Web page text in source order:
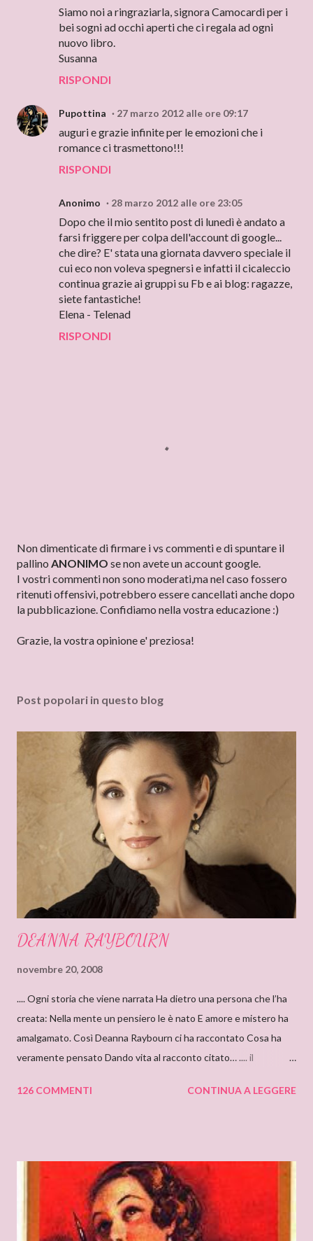
Siamo noi a ringraziarla, signora Camocardi per i
bei sogni ad occhi aperti che ci regala ad ogni
nuovo libro.
Susanna
RISPONDI
Pupottina 27 marzo 2012 alle ore 09:17
auguri e grazie infinite per le emozioni che i
romance ci trasmettono!!!
RISPONDI
Anonimo 28 marzo 2012 alle ore 23:05
Dopo che il mio sentito post di lunedì è andato a
farsi friggere per colpa dell'account di google...
che dire? E' stata una giornata davvero speciale il
cui eco non voleva spegnersi e infatti il cicaleccio
continua grazie ai gruppi su Fb e ai blog: ragazze,
siete fantastiche!
Elena - Telenad
RISPONDI
P
o
s
t
a
n
m
n
Non dimenticate di firmare i vs commenti e di spuntare il
pallino ANONIMO se non avete un account google.
I vostri commenti non sono moderati,ma nel caso fossero
ritenuti offensivi, potrebbero essere cancellati anche dopo
la pubblicazione. Confidiamo nella vostra educazione :)
Grazie, la vostra opinione e' preziosa!
Post popolari in questo blog
DEANNA RAYBOURN
novembre 20, 2008
.... Ogni storia che viene narrata Ha dietro una persona che l’ha
creata: Nella mente un pensiero le è nato E amore e mistero ha
amalgamato. Così Deanna Raybourn ci ha raccontato Cosa ha
veramente pensato Dando vita al racconto citato… .... il
RAYBOURN Ciao Deanna, posso solo iniziare dicendo che sono
molto affascinante, con un intreccio poderoso e
un’ambientazione suggestiva – una tenuta di campagna in
un’antica abbazia, niente meno! E mi ha ricordato i vecchi
romanzi gotici con così tanto mistero ed elementi
126 COMMENTI CONTINUA A LEGGERE